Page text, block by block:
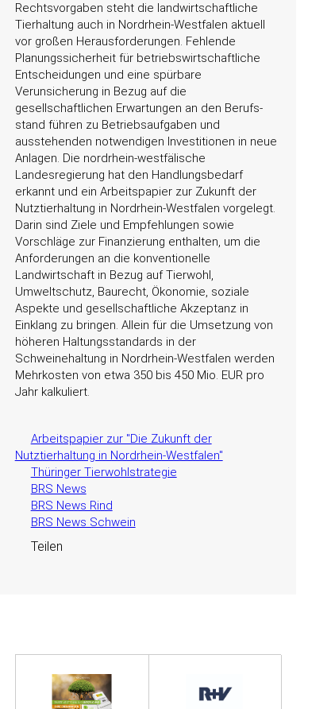
Rechtsvorgaben steht die landwirtschaftliche
Tierhaltung auch in Nordrhein-Westfalen aktuell
vor großen Herausforderungen. Fehlende
Planungssicherheit für betriebswirtschaftliche
Entscheidungen und eine spürbare
Verunsicherung in Bezug auf die
gesellschaftlichen Erwartungen an den Berufs-
stand führen zu Betriebsaufgaben und
ausstehenden notwendigen Investitionen in neue
Anlagen. Die nordrhein-westfälische
Landesregierung hat den Handlungsbedarf
erkannt und ein Arbeitspapier zur Zukunft der
Nutztierhaltung in Nordrhein-Westfalen vorgelegt.
Darin sind Ziele und Empfehlungen sowie
Vorschläge zur Finanzierung enthalten, um die
Anforderungen an die konventionelle
Landwirtschaft in Bezug auf Tierwohl,
Umweltschutz, Baurecht, Ökonomie, soziale
Aspekte und gesellschaftliche Akzeptanz in
Einklang zu bringen. Allein für die Umsetzung von
höheren Haltungsstandards in der
Schweinehaltung in Nordrhein-Westfalen werden
Mehrkosten von etwa 350 bis 450 Mio. EUR pro
Jahr kalkuliert.
Arbeitspapier zur "Die Zukunft der
Nutztierhaltung in Nordrhein-Westfalen"
Thüringer Tierwohlstrategie
BRS News
BRS News Rind
BRS News Schwein
Teilen